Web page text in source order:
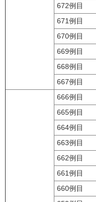
672例目
671例目
670例目
669例目
668例目
667例目
666例目
665例目
664例目
663例目
662例目
661例目
660例目